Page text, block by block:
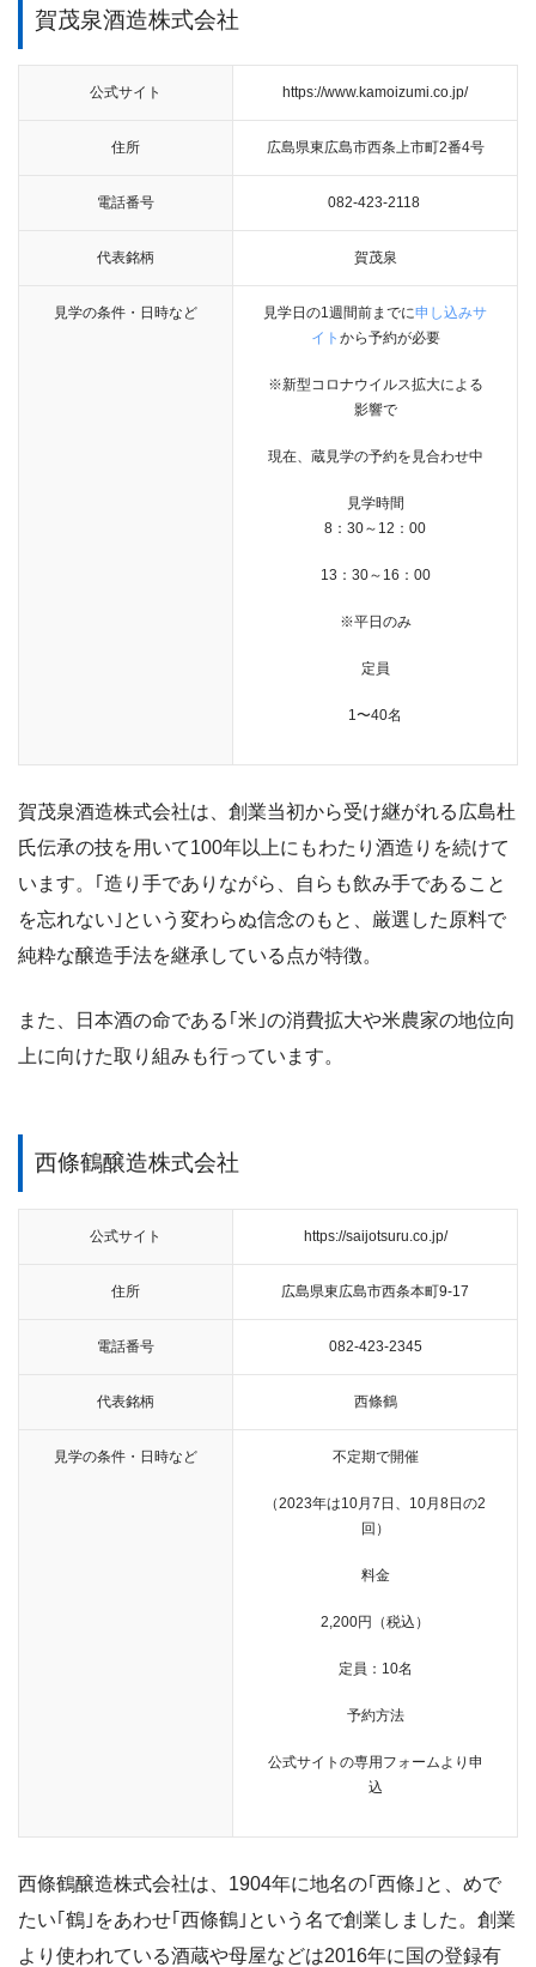
賀茂泉酒造株式会社
公式サイト https://www.kamoizumi.co.jp/
住所 広島県東広島市西条上市町2番4号
電話番号 082-423-2118
代表銘柄 賀茂泉
見学の条件・日時など 見学日の1週間前までに申し込みサ
イト から予約が必要
※新型コロナウイルス拡大による
影響で
現在、蔵見学の予約を見合わせ中
見学時間
8：30～12：00
13：30～16：00
※平日のみ
定員
1〜40名
賀茂泉酒造株式会社は、創業当初から受け継がれる広島杜
氏伝承の技を用いて100年以上にもわたり酒造りを続けて
います。
｢造り手でありながら、自らも飲み手であること
を忘れない｣という変わらぬ信念のもと、厳選した原料で
純粋な醸造手法を継承している点が特徴。
また、日本酒の命である｢米｣の消費拡大や米農家の地位向
上に向けた取り組みも行っています。
西條鶴醸造株式会社
公式サイト https://saijotsuru.co.jp/
住所 広島県東広島市西条本町9-17
電話番号 082-423-2345
代表銘柄 西條鶴
見学の条件・日時など 不定期で開催
（2023年は10月7日、10月8日の2
回）
料金
2,200円（税込）
定員：10名
予約方法
公式サイトの専用フォームより申
込
西條鶴醸造株式会社は、 1904年に地名の｢西條｣と、めで
たい｢鶴｣をあわせ｢西條鶴｣という名で創業しました。 創業
より使われている酒蔵や母屋などは2016年に国の登録有